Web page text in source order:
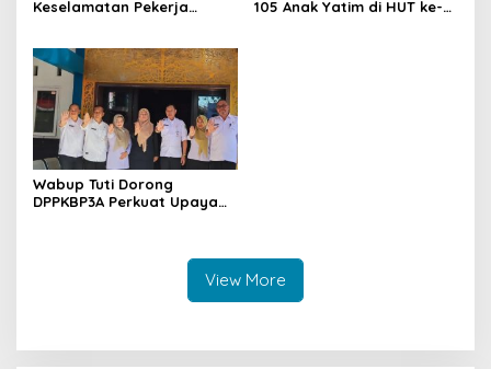
Keselamatan Pekerja
105 Anak Yatim di HUT ke-
Wabup Tuti Dorong
DPPKBP3A Perkuat Upaya
View More